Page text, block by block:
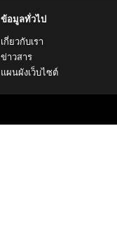
ข้อมูลทั่วไป
เกี่ยวกับเรา
ข่าวสาร
แผนผังเว็บไซต์